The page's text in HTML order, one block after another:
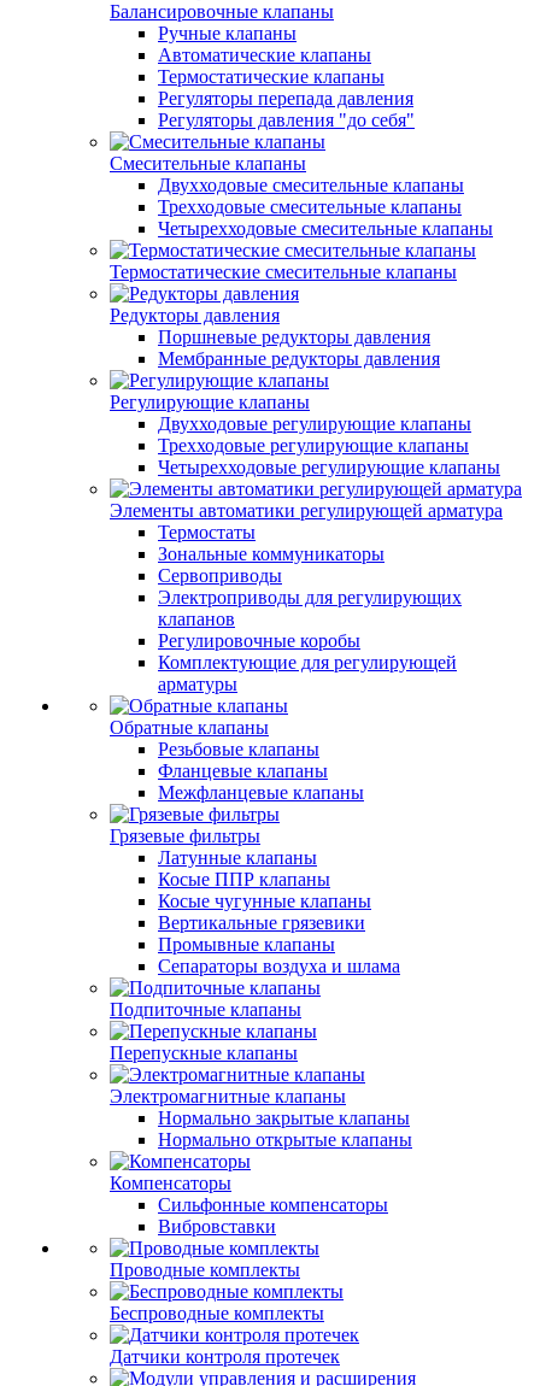
Балансировочные клапаны
Ручные клапаны
Автоматические клапаны
Термостатические клапаны
Регуляторы перепада давления
Регуляторы давления "до себя"
Смесительные клапаны
Двухходовые смесительные клапаны
Трехходовые смесительные клапаны
Четырехходовые смесительные клапаны
Термостатические смесительные клапаны
Редукторы давления
Поршневые редукторы давления
Мембранные редукторы давления
Регулирующие клапаны
Двухходовые регулирующие клапаны
Трехходовые регулирующие клапаны
Четырехходовые регулирующие клапаны
Элементы автоматики регулирующей арматура
Термостаты
Зональные коммуникаторы
Сервоприводы
Электроприводы для регулирующих
клапанов
Регулировочные коробы
Комплектующие для регулирующей
арматуры
Обратные клапаны
Резьбовые клапаны
Фланцевые клапаны
Межфланцевые клапаны
Грязевые фильтры
Латунные клапаны
Косые ППР клапаны
Косые чугунные клапаны
Вертикальные грязевики
Промывные клапаны
Сепараторы воздуха и шлама
Подпиточные клапаны
Перепускные клапаны
Электромагнитные клапаны
Нормально закрытые клапаны
Нормально открытые клапаны
Компенсаторы
Сильфонные компенсаторы
Вибровставки
Проводные комплекты
Беспроводные комплекты
Датчики контроля протечек